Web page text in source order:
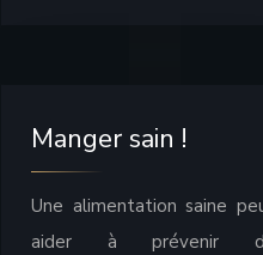
Manger sain !
Une alimentation saine
aider à prévenir